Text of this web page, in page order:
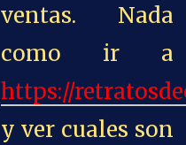
ventas. Nada
como ir a
https://
y ver cuales son